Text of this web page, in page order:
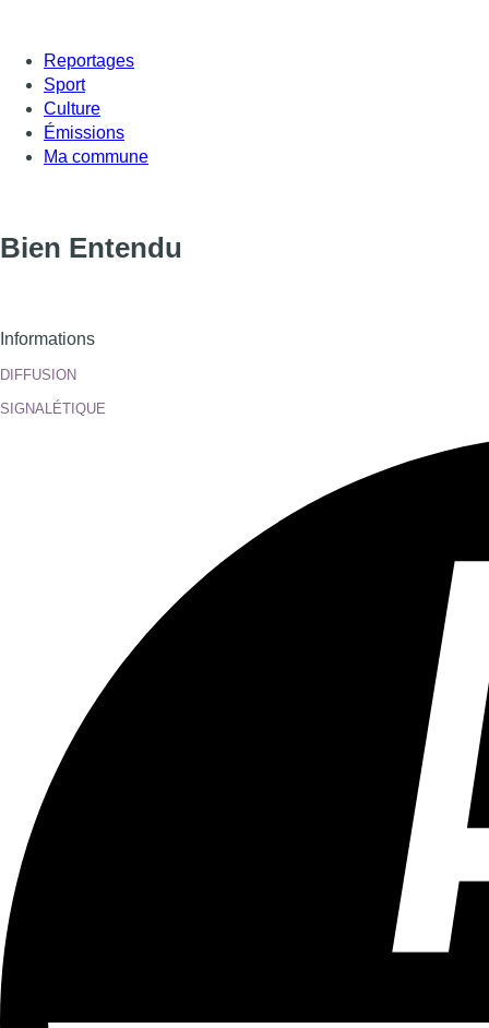
Reportages
Sport
Culture
Émissions
Ma commune
Bien Entendu
Informations
DIFFUSION
SIGNALÉTIQUE